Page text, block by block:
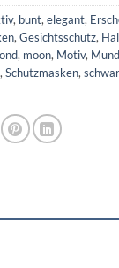
, bunt, elegant,
, Gesichtsschutz,
, moon, Motiv,
, Schutzmasken,